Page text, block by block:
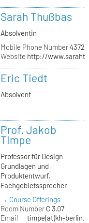
Sarah Thußbas
Absolventin
Mobile Phone Number
Website http://
Eric Tiedt
Absolvent
Prof. Jakob
Timpe
Professor für Design-
Grundlagen und
Produktentwurf,
Fachgebietssprecher
→ Course Offerings
Room NumberC 3.07
Email
timpe(at)kh-